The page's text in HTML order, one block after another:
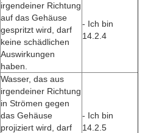
irgendeiner Richtung
auf das Gehäuse
gespritzt wird, darf
keine schädlichen
Auswirkungen
haben.
- Ich bin
14.2.4
Wasser, das aus
irgendeiner Richtung
in Strömen gegen
das Gehäuse
projiziert wird, darf
- Ich bin
14.2.5